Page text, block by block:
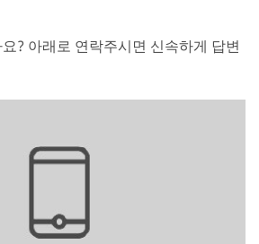
? 아래로 연락주시면 신속하게 답변